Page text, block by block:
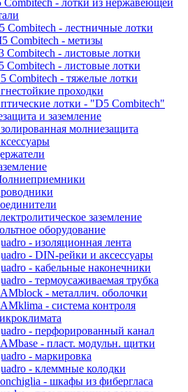
Combitech - лотки из нержавеющей
Combitech - лестничные лотки
Combitech - метизы
Combitech - листовые лотки
Combitech - листовые лотки
Combitech - тяжелые лотки
проходки
лотки - "D5 Combitech"
и заземление
молниезащита
заземление
оборудование
- изоляционная лента
- DIN-рейки и аксессуары
- кабельные наконечники
- термоусаживаемая трубка
- металлич. оболочки
- система контроля
- перфорированный канал
- пласт. модульн. щитки
- маркировка
- клеммные колодки
- шкафы из фибергласа